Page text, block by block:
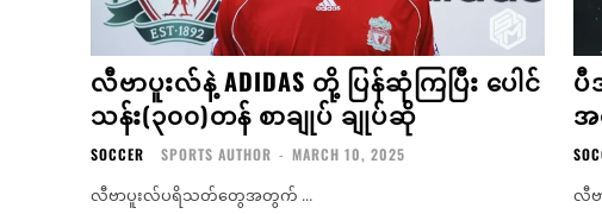
လီဗာပူးလ်နဲ့ ADIDAS တို့ ပြန်ဆုံကြပြီး ပေါင်
သန်း(၃၀၀)တန် စာချုပ် ချုပ်ဆို
SOCCER SPORTS AUTHOR - MARCH 10, 2025
လီဗာပူးလ်ပရိသတ်တွေအတွက် ...
ပီ
အ
လီဗ